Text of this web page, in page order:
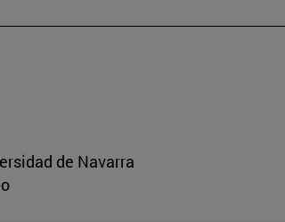
de Navarra